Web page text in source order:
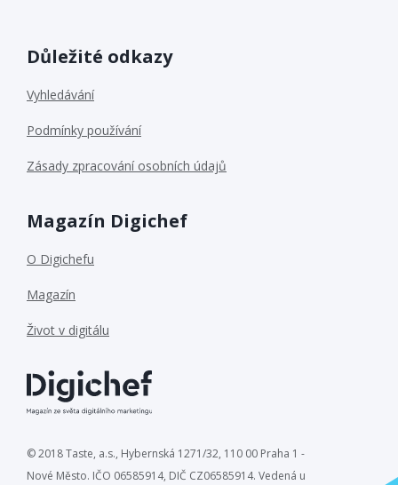
Důležité odkazy
Vyhledávání
Podmínky používání
Zásady zpracování osobních údajů
Magazín Digichef
O Digichefu
Magazín
Život v digitálu
© 2018 Taste, a.s., Hybernská 1271/32, 110 00 Praha 1 -
Nové Město. IČO 06585914, DIČ CZ06585914. Vedená u